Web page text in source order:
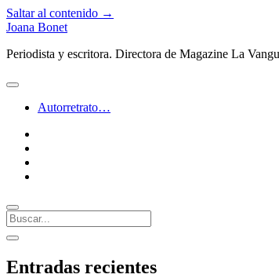
Saltar al contenido →
Joana Bonet
Periodista y escritora. Directora de Magazine La
abrir
Autorretrato…
Buscar
Barra
lateral
abrir
lateral
Entradas recientes